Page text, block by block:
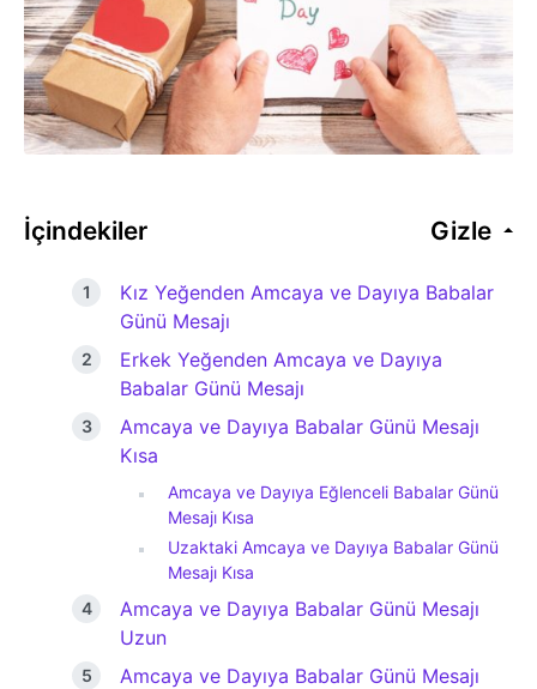
İçindekiler Gizle
Kız Yeğenden Amcaya ve Dayıya Babalar
Günü Mesajı
Erkek Yeğenden Amcaya ve Dayıya
Babalar Günü Mesajı
Amcaya ve Dayıya Babalar Günü Mesajı
Kısa
Amcaya ve Dayıya Eğlenceli Babalar Günü
Mesajı Kısa
Uzaktaki Amcaya ve Dayıya Babalar Günü
Mesajı Kısa
Amcaya ve Dayıya Babalar Günü Mesajı
Uzun
Amcaya ve Dayıya Babalar Günü Mesajı